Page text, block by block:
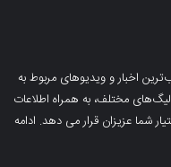
اخبار و ویدیوهای مربوط به
مختلف، به همراه اطلاعات
شما عزیزان قرار می دهد. ادامه